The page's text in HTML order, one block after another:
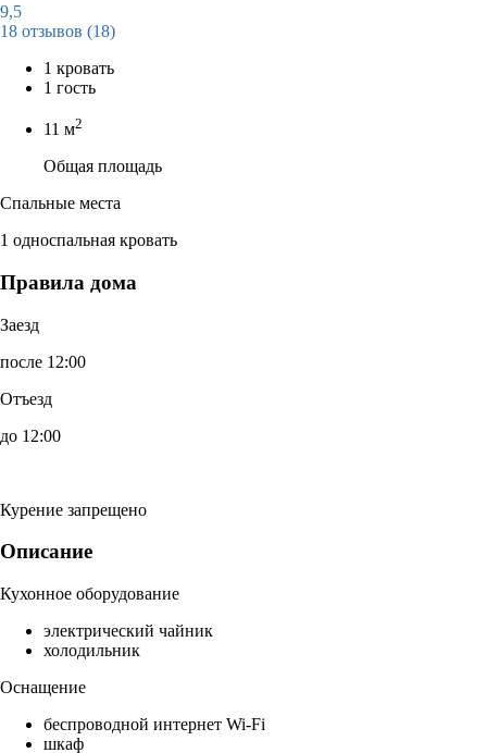
9,5
18 отзывов (18)
1 кровать
1 гость
11 м2
Общая площадь
Спальные места
1 односпальная кровать
Правила дома
Заезд
после 12:00
Отъезд
до 12:00
Курение запрещено
Описание
Кухонное оборудование
электрический чайник
холодильник
Оснащение
беспроводной интернет Wi-Fi
шкаф